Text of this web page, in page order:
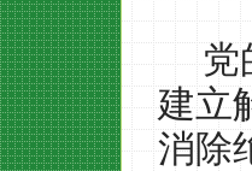
党
建立
消除